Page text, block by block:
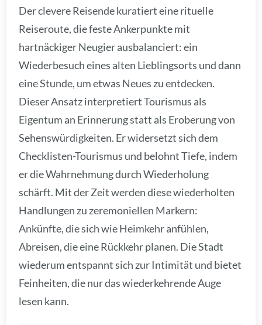
Der clevere Reisende kuratiert eine rituelle
Reiseroute, die feste Ankerpunkte mit
hartnäckiger Neugier ausbalanciert: ein
Wiederbesuch eines alten Lieblingsorts und dann
eine Stunde, um etwas Neues zu entdecken.
Dieser Ansatz interpretiert Tourismus als
Eigentum an Erinnerung statt als Eroberung von
Sehenswürdigkeiten. Er widersetzt sich dem
Checklisten-Tourismus und belohnt Tiefe, indem
er die Wahrnehmung durch Wiederholung
schärft. Mit der Zeit werden diese wiederholten
Handlungen zu zeremoniellen Markern:
Ankünfte, die sich wie Heimkehr anfühlen,
Abreisen, die eine Rückkehr planen. Die Stadt
wiederum entspannt sich zur Intimität und bietet
Feinheiten, die nur das wiederkehrende Auge
lesen kann.